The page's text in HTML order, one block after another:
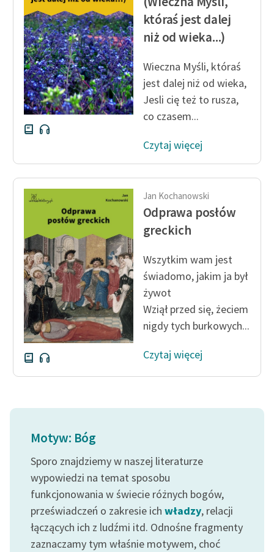
któraś jest dalej
niż od wieka...)
Wieczna Myśli, któraś
jest dalej niż od wieka,
Jesli cię też to rusza,
co czasem...
Czytaj więcej
Jan Kochanowski
Odprawa posłów
greckich
Wszytkim wam jest
świadomo, jakim ja był
żywot
Wziął przed się, żeciem
nigdy tych burkowych...
Czytaj więcej
Motyw: Bóg
Sporo znajdziemy w naszej literaturze
wypowiedzi na temat sposobu
funkcjonowania w świecie różnych bogów,
przeświadczeń o zakresie ich władzy, relacji
łączących ich z ludźmi itd. Odnośne fragmenty
zaznaczamy tym właśnie motywem, choć